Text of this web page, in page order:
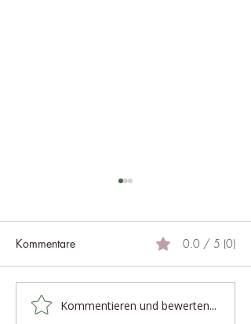
Antworten auf Ihre Fragen
Kommentare 0.0 / 5 (0)
Kommentieren und bewerten...